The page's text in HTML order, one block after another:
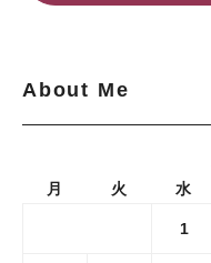
About Me
月
火 水
1